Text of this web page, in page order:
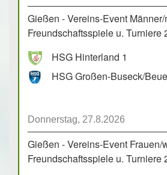
Gießen - Vereins-Event
Freundschaftsspiele u. Turniere
HSG Hinterland 1
Donnerstag, 27.8.2026
Gießen - Vereins-Event
Freundschaftsspiele u. Turniere